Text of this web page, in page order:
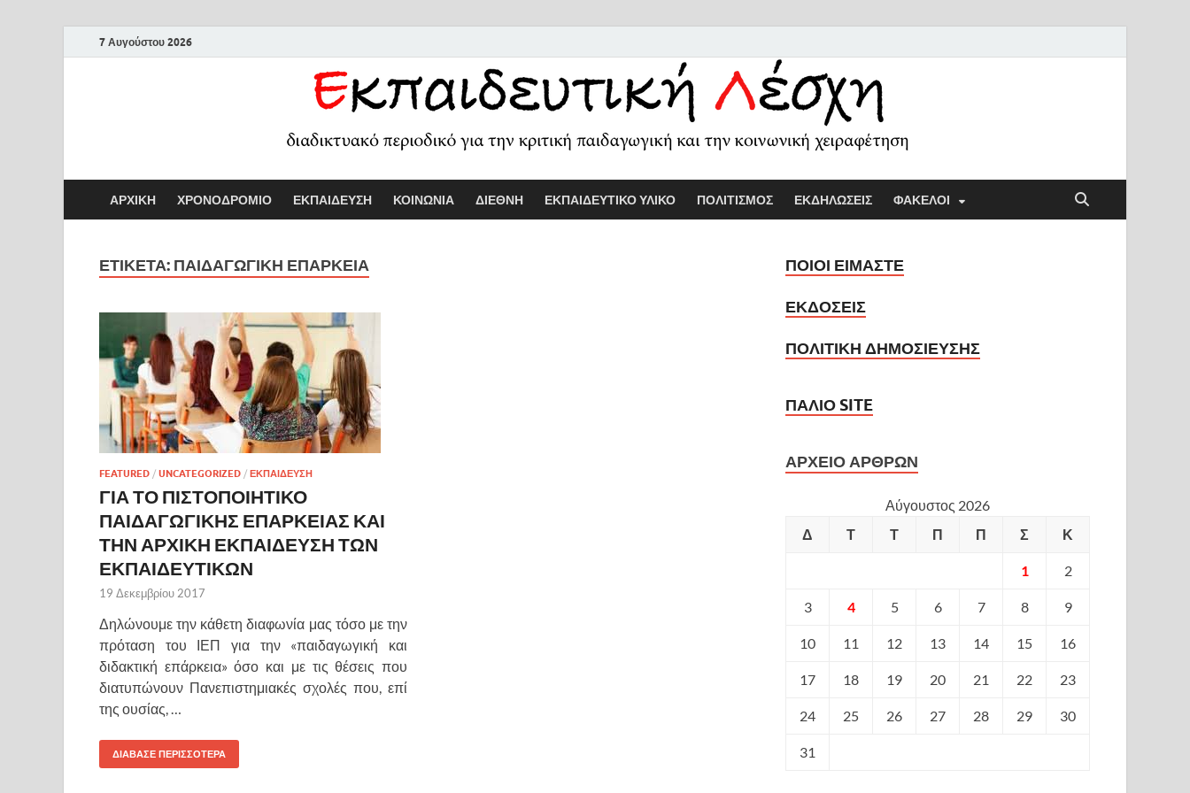
7 Αυγούστου 2026
Εκπαιδευτική Λέσχη
ΑΡΧΙΚΗ ΧΡΟΝΟΔΡΟΜΙΟ ΕΚΠΑΙΔΕΥΣΗ ΚΟΙΝΩΝΙΑ ΔΙΕΘΝΗ ΕΚΠΑΙΔΕΥΤΙΚΟ ΥΛΙΚΟ ΠΟΛΙΤΙΣΜΟΣ ΕΚΔΗΛΩΣΕΙΣ ΦΑΚΕΛΟΙ
ΕΤΙΚΕΤΑ: ΠΑΙΔΑΓΩΓΙΚΗ ΕΠΑΡΚΕΙΑ
FEATURED / UNCATEGORIZED / ΕΚΠΑΙΔΕΥΣΗ
ΓΙΑ ΤΟ ΠΙΣΤΟΠΟΙΗΤΙΚΟ
ΠΑΙΔΑΓΩΓΙΚΗΣ ΕΠΑΡΚΕΙΑΣ ΚΑΙ
ΤΗΝ ΑΡΧΙΚΗ ΕΚΠΑΙΔΕΥΣΗ ΤΩΝ
ΕΚΠΑΙΔΕΥΤΙΚΩΝ
19 Δεκεμβρίου 2017
Δηλώνουμε την κάθετη διαφωνία μας τόσο με την
πρόταση του ΙΕΠ για την «παιδαγωγική και
διδακτική επάρκεια» όσο και με τις θέσεις που
διατυπώνουν Πανεπιστημιακές σχολές που, επί
της ουσίας, …
ΔΙΑΒΑΣΕ ΠΕΡΙΣΣΟΤΕΡΑ
ΠΟΙΟΙ ΕΙΜΑΣΤΕ
ΕΚΔΟΣΕΙΣ
ΠΟΛΙΤΙΚΗ ΔΗΜΟΣΙΕΥΣΗΣ
ΠΑΛΙΟ SITE
ΑΡΧΕΙΟ ΑΡΘΡΩΝ
Αύγουστος 2026
Δ
Τ Τ Π Π Σ Κ
1 2
3 4 5 6 7 8 9
10 11 12 13 14 15 16
17 18 19 20 21 22 23
24 25 26 27 28 29 30
31